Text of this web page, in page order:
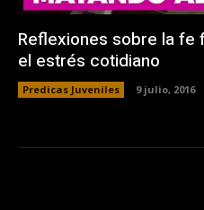
Reflexiones sobre la
el estrés cotidiano
Predicas Juveniles 9 julio, 2016